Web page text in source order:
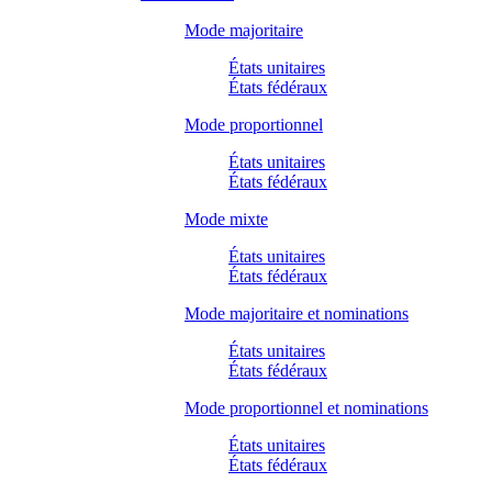
Mode majoritaire
États unitaires
États fédéraux
Mode proportionnel
États unitaires
États fédéraux
Mode mixte
États unitaires
États fédéraux
Mode majoritaire et nominations
États unitaires
États fédéraux
Mode proportionnel et nominations
États unitaires
États fédéraux